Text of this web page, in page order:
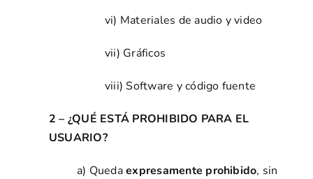
vi) Materiales de audio y video
vii) Gráficos
viii) Software y código fuente
2 – ¿QUÉ ESTÁ PROHIBIDO PARA EL
USUARIO?
a) Quedaexpresamente prohibido, sin